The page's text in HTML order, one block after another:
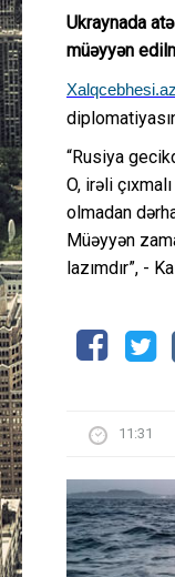
Ukraynada
müəyyən
Xalqcebhesi.az
“Rusiya
O, irəli
olmadan
Müəyyən
lazımdır”, -
11:31